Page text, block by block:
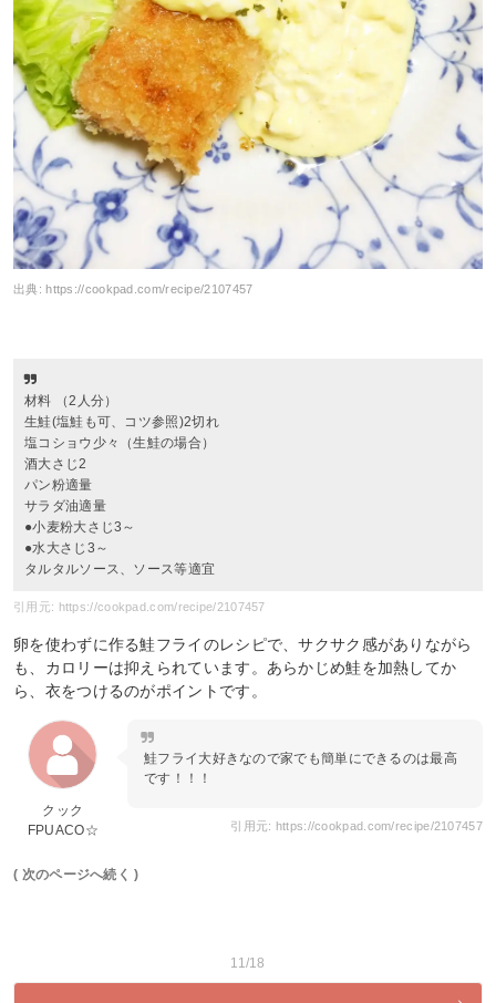
出典: https://cookpad.com/recipe/2107457
材料 （2人分）
生鮭(塩鮭も可、コツ参照)2切れ
塩コショウ少々（生鮭の場合）
酒大さじ2
パン粉適量
サラダ油適量
●小麦粉大さじ3～
●水大さじ3～
タルタルソース、ソース等適宜
引用元: https://cookpad.com/recipe/2107457
卵を使わずに作る鮭フライのレシピで、サクサク感がありながら
も、カロリーは抑えられています。あらかじめ鮭を加熱してか
ら、衣をつけるのがポイントです。
クック
FPUACO☆
鮭フライ大好きなので家でも簡単にできるのは最高
です！！！
引用元: https://cookpad.com/recipe/2107457
( 次のページへ続く )
11/18